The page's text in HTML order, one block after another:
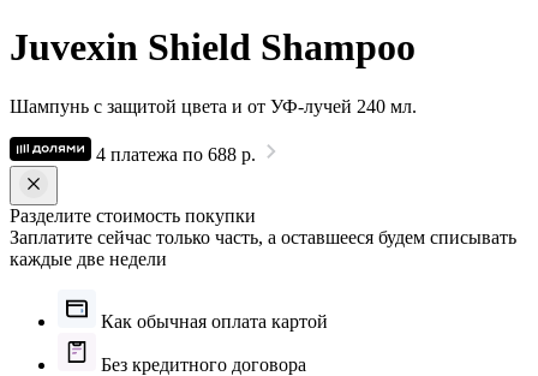
Juvexin Shield Shampoo
Шампунь с защитой цвета и от УФ-лучей 240 мл.
4 платежа по 688 р.
Разделите стоимость покупки
Заплатите сейчас только часть, а оставшееся будем списывать
каждые две недели
Как обычная оплата картой
Без кредитного договора